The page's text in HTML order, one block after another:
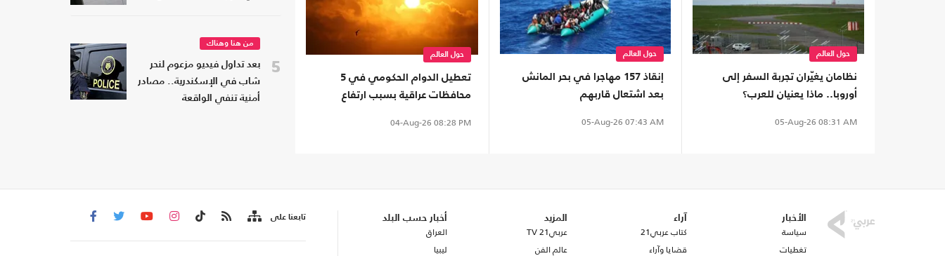
حول العالم
نظامان يغيّران تجربة السفر إلى
أوروبا.. ماذا يعنيان للعرب؟
05-Aug-26 08:31 AM
حول العالم
إنقاذ 157 مهاجرا في بحر المانش
بعد اشتعال قاربهم
05-Aug-26 07:43 AM
حول العالم
تعطيل الدوام الحكومي في 5
محافظات عراقية بسبب ارتفاع
04-Aug-26 08:28 PM
5
من هنا وهناك
بعد تداول فيديو مزعوم لنحر
شاب في الإسكندرية.. مصادر
أمنية تنفي الواقعة
الأخبار
سياسة
تغطيات
آراء
كتاب عربي21
قضايا وآراء
المزيد
عربي21 TV
عالم الفن
أخبار حسب البلد
العراق
ليبيا
تابعنا على